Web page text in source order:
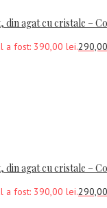
din agat cu cristale –
a fost: 390,00 lei.290,00
din agat cu cristale –
a fost: 390,00 lei.290,00